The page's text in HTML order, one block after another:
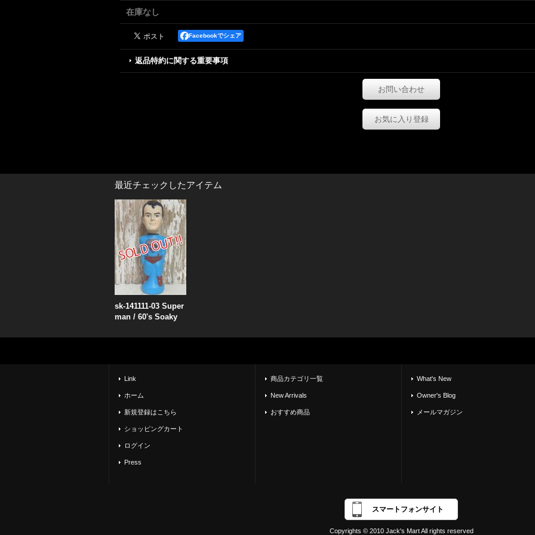
在庫なし
Facebookでシェア
返品特約に関する重要事項
お問い合わせ
お気に入り登録
最近チェックしたアイテム
sk-141111-03 Super
man / 60's Soaky
Link
ホーム
新規登録はこちら
ショッピングカート
ログイン
Press
商品カテゴリ一覧
New Arrivals
おすすめ商品
What's New
Owner's Blog
メールマガジン
スマートフォンサイト
Copyrights © 2010 Jack's Mart All rights reserved